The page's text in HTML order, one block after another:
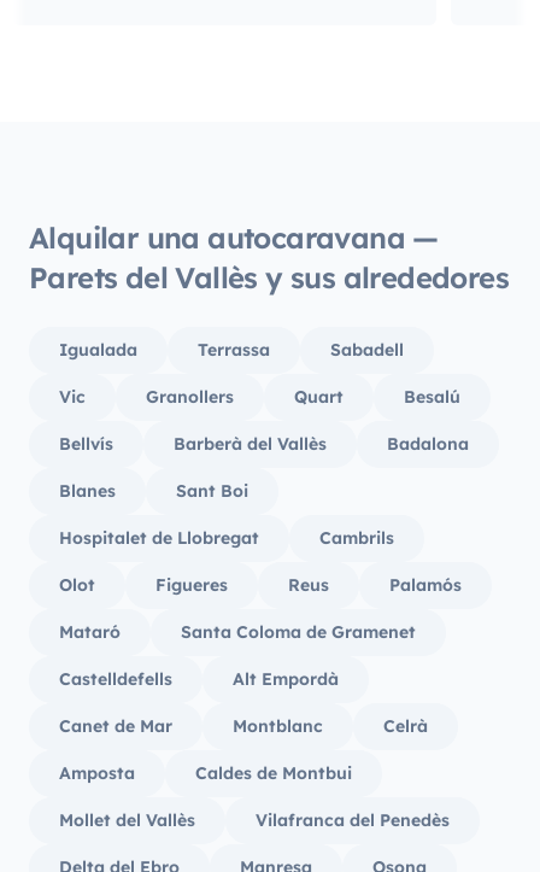
Alquilar una autocaravana —
Parets del Vallès y sus alrededores
Igualada Terrassa Sabadell
Vic Granollers Quart Besalú
Bellvís Barberà del Vallès Badalona
Blanes Sant Boi
Hospitalet de Llobregat Cambrils
Olot Figueres Reus Palamós
Mataró Santa Coloma de Gramenet
Castelldefells Alt Empordà
Canet de Mar Montblanc Celrà
Amposta Caldes de Montbui
Mollet del Vallès Vilafranca del Penedès
Delta del Ebro Manresa Osona